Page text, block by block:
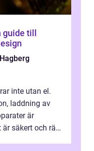
till
inte utan el.
laddning av
är
är säkert och rätt